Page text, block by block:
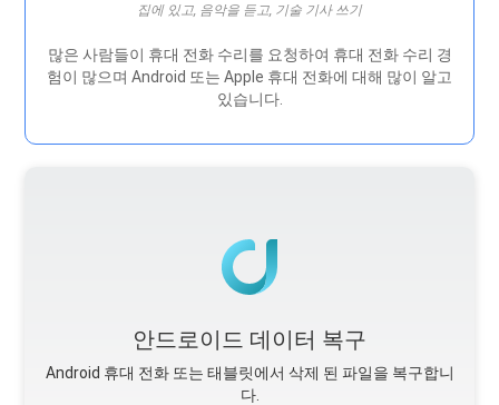
집에 있고, 음악을 듣고, 기술 기사 쓰기
많은 사람들이 휴대 전화 수리를 요청하여 휴대 전화 수리 경
험이 많으며 Android 또는 Apple 휴대 전화에 대해 많이 알고
있습니다.
안드로이드 데이터 복구
Android 휴대 전화 또는 태블릿에서 삭제 된 파일을 복구합니
다.